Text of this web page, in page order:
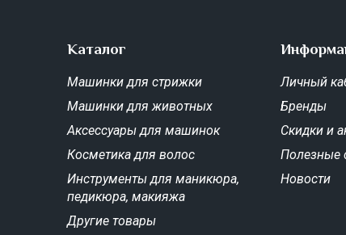
Каталог
Машинки для стрижки
Машинки для животных
Аксессуары для машинок
Косметика для волос
Инструменты для маникюра,
педикюра, макияжа
Другие товары
Личный
Бренды
Скидки и
Полезные
Новости